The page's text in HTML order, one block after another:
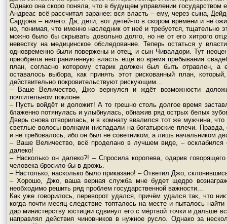
Однако она скоро поняла, что в будущем управлении государством
Андреас всё рассчитал заранее: вся власть – ему, через сына,
Сардона – ничего. Да, дети, вот детей-то в скором времени и не
но, понимая, что именно наследник от неё и требуется, тщательно
можно было бы скрывать довольно долго, но не от его хитрого
невестку на медицинское обследование. Теперь остаться у
одновременно были повержены и отец, и сын Чивалдори. Тут
приобрела неограниченную власть ещё во время пребывания
план, согласно которому старик должен был быть отравлен,
оставалось выбора, как принять этот рискованный план,
действительно покровительствуют рискующим...
– Ваше Величество, Джо вернулся и ждёт возможности
почтительном поклоне.
– Пусть войдёт и доложит! А то грешно столь долгое время
блаженно потянулась и улыбнулась, обнажив ряд острых белых
Дверь снова отворилась, и в комнату ввалился тот же мужчина,
светлые волосы волнами ниспадали на богатырские плечи. Правда,
и не требовалось, ибо он был не советником, а лишь начальником
– Ваше Величество, всё проделано в лучшем виде, –
далеко!
– Насколько он далеко?! – Спросила королева, одарив
человека бросило бы в дрожь.
– Настолько, насколько было приказано! – Ответил Джо,
– Хорошо, Джо, ваша верная служба мне будет щедро
необходимо решить ряд проблем государственной важности...
Как уже говорилось, переворот удался, причём удался так, что
когда почти месяц следствие топталось на месте и пыталось
дар министерству юстиции сдвинул его с мёртвой точки и дальше
направлял действия чиновников в нужное русло. Однако за